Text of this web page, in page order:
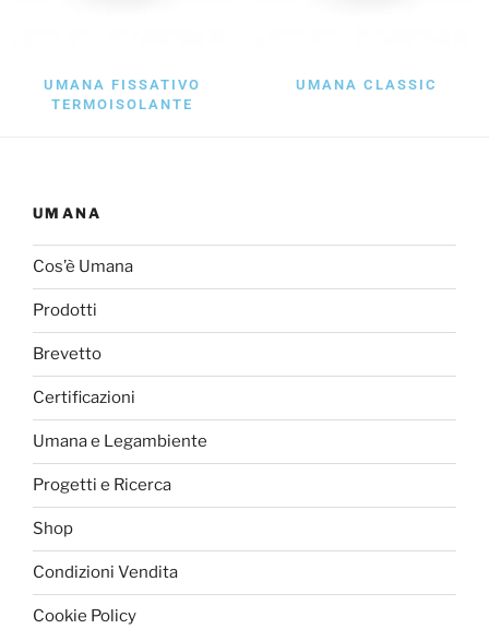
UMANA FISSATIVO
TERMOISOLANTE
UMANA CLASSIC
UMANA
Cos’è Umana
Prodotti
Brevetto
Certificazioni
Umana e Legambiente
Progetti e Ricerca
Shop
Condizioni Vendita
Cookie Policy